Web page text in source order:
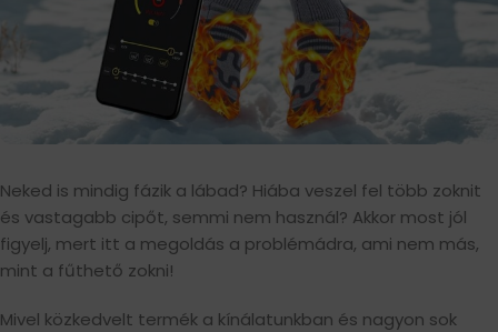
Neked is mindig fázik a lábad? Hiába veszel fel több zoknit
és vastagabb cipőt, semmi nem használ? Akkor most jól
figyelj, mert itt a megoldás a problémádra, ami nem más,
mint a fűthető zokni!
Mivel közkedvelt termék a kínálatunkban és nagyon sok